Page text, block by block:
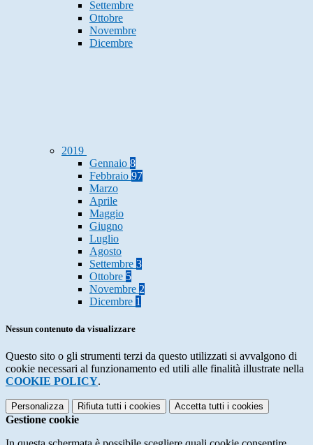
Settembre
Ottobre
Novembre
Dicembre
2019
Gennaio 8
Febbraio 97
Marzo
Aprile
Maggio
Giugno
Luglio
Agosto
Settembre 3
Ottobre 5
Novembre 2
Dicembre 1
Nessun contenuto da visualizzare
Questo sito o gli strumenti terzi da questo utilizzati si avvalgono di
cookie necessari al funzionamento ed utili alle finalità illustrate nella
COOKIE POLICY.
Personalizza Rifiuta tutti i cookies Accetta tutti i cookies
Gestione cookie